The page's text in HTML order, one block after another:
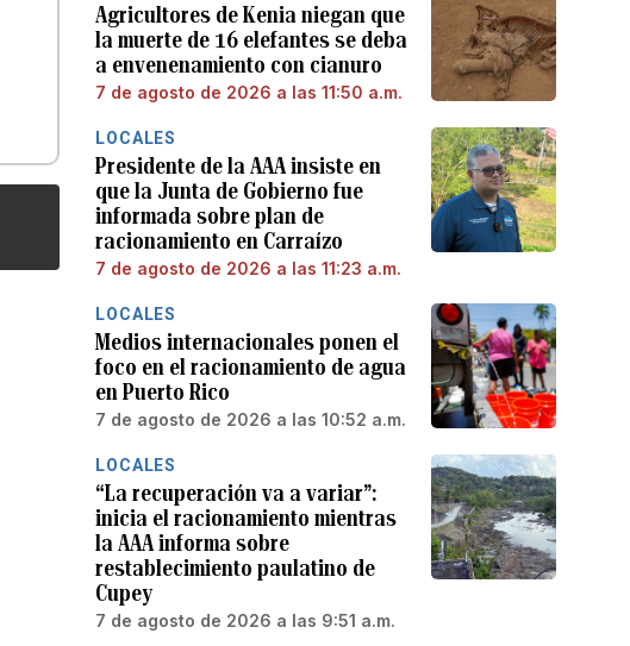
Agricultores de Kenia niegan que
la muerte de 16 elefantes se deba
a envenenamiento con cianuro
7 de agosto de 2026 a las 11:50 a.m.
LOCALES
Presidente de la AAA insiste en
que la Junta de Gobierno fue
informada sobre plan de
racionamiento en Carraízo
7 de agosto de 2026 a las 11:23 a.m.
LOCALES
Medios internacionales ponen el
foco en el racionamiento de agua
en Puerto Rico
7 de agosto de 2026 a las 10:52 a.m.
LOCALES
“La recuperación va a variar”:
inicia el racionamiento mientras
la AAA informa sobre
restablecimiento paulatino de
Cupey
7 de agosto de 2026 a las 9:51 a.m.